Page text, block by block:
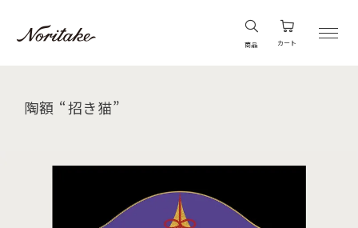
商品 カート
陶額 “招き猫”